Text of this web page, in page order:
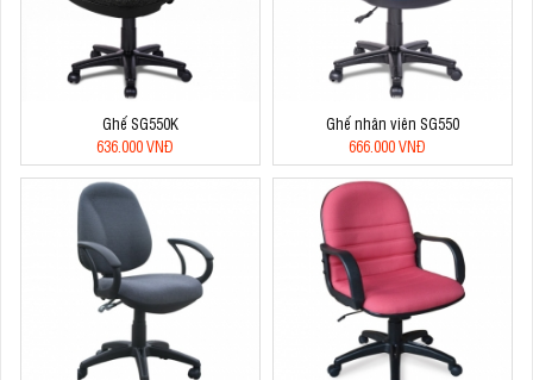
Ghế SG550K
636.000 VNĐ
Ghế nhân viên SG550
666.000 VNĐ